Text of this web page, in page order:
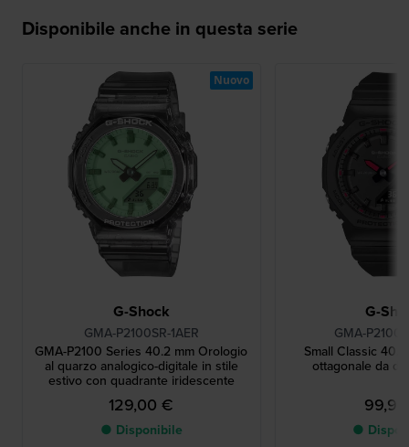
Disponibile anche in questa serie
G-Shock
GMA-P2100SR-1AER
GMA-P2100 Series 40.2 mm Orologio
al quarzo analogico-digitale in stile
estivo con quadrante iridescente
129,00 €
● Disponibile
Nuovo
G-
GMA-
Small Classic
ottagonale da
●